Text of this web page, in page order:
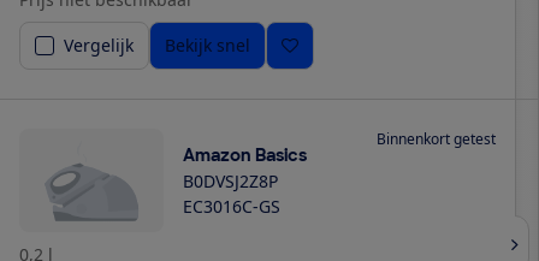
Vergelijk
Bekijk snel
Amazon Basics
B0DVSJ2Z8P
‎EC3016C-GS
Binnenkort getest
0,2 l